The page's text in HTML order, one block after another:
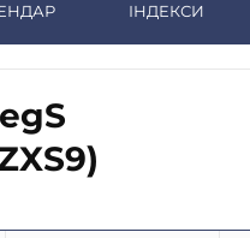
ІНДЕКСИ